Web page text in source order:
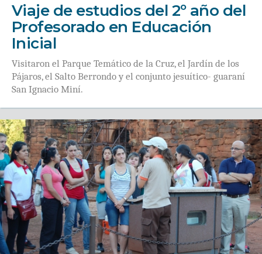
Viaje de estudios del 2º año del
Profesorado en Educación
Inicial
Visitaron el Parque Temático de la Cruz, el Jardín de los
Pájaros, el Salto Berrondo y el conjunto jesuítico- guaraní
San Ignacio Miní.